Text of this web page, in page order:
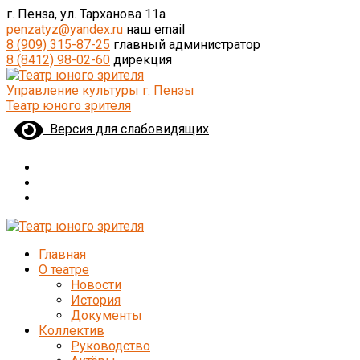
г. Пенза, ул. Тарханова 11а
penzatyz@yandex.ru наш email
8 (909) 315-87-25 главный администратор
8 (8412) 98-02-60 дирекция
Управление культуры г. Пензы
Театр юного зрителя
Версия для слабовидящих
Главная
О театре
Новости
История
Документы
Коллектив
Руководство